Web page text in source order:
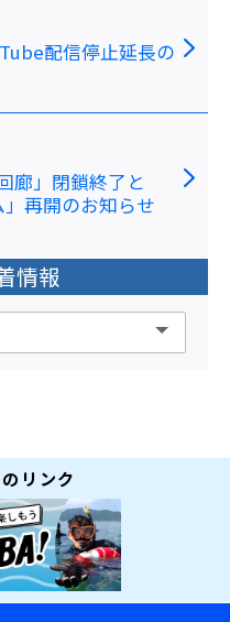
配信停止延長の
廊」閉鎖終了と
」再開のお知らせ
情報
リンク